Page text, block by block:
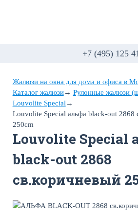
+7 (495) 125
Жалюзи на окна для дома и офиса в
Каталог жалюзи→ Рулонные жалюзи
Louvolite Special →
Louvolite Special альфа black-out 2868
250cm
Louvolite Special
black-out 2868
св.коричневый